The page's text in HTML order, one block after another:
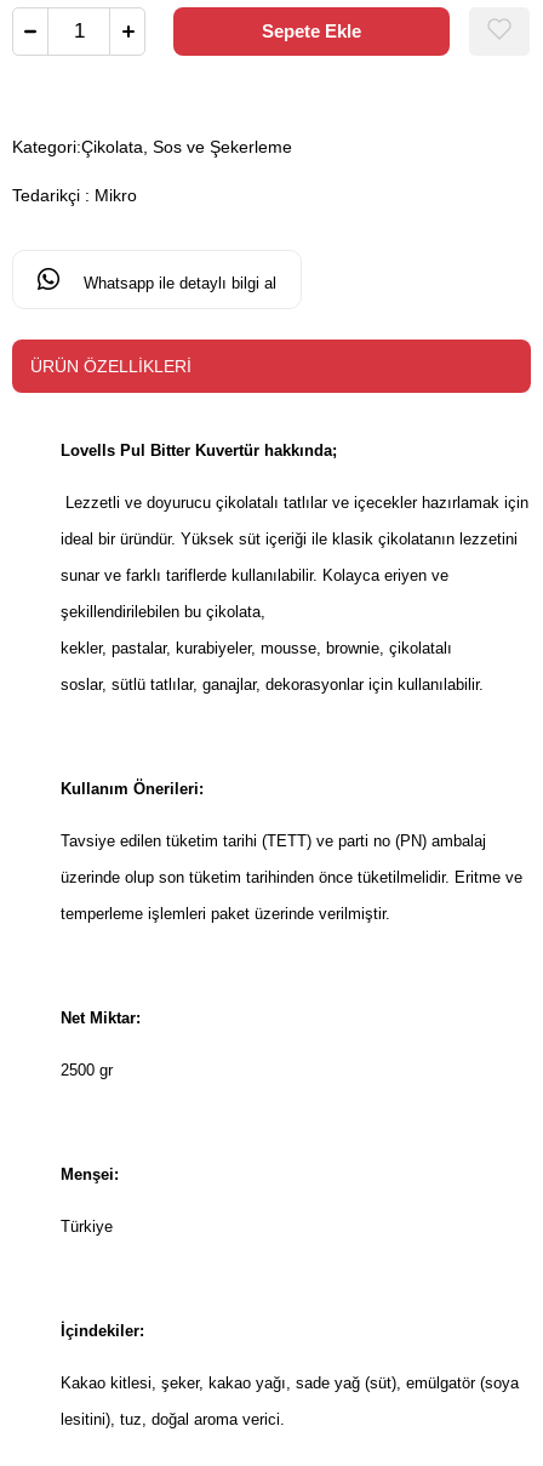
Kategori:Çikolata, Sos ve Şekerleme
Tedarikçi : Mikro
Whatsapp ile detaylı bilgi al
ÜRÜN ÖZELLIKLERI
Lovells Pul Bitter Kuvertür hakkında;
Lezzetli ve doyurucu çikolatalı tatlılar ve içecekler hazırlamak için
ideal bir üründür. Yüksek süt içeriği ile klasik çikolatanın lezzetini
sunar ve farklı tariflerde kullanılabilir. Kolayca eriyen ve
şekillendirilebilen bu çikolata,
kekler, pastalar, kurabiyeler, mousse, brownie, çikolatalı
soslar, sütlü tatlılar, ganajlar, dekorasyonlar için kullanılabilir.
Kullanım Önerileri:
Tavsiye edilen tüketim tarihi (TETT) ve parti no (PN) ambalaj
üzerinde olup son tüketim tarihinden önce tüketilmelidir. Eritme ve
temperleme işlemleri paket üzerinde verilmiştir.
Net Miktar:
2500 gr
Menşei:
Türkiye
İçindekiler:
Kakao kitlesi, şeker, kakao yağı, sade yağ (süt), emülgatör (soya
lesitini), tuz, doğal aroma verici.